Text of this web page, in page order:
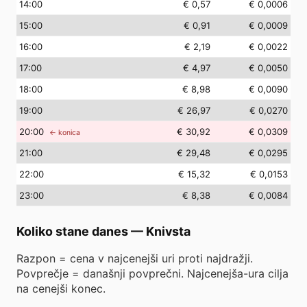
14:00 € 0,57
€ 0,0006
15:00 € 0,91
€ 0,0009
16:00 € 2,19
€ 0,0022
17:00 € 4,97
€ 0,0050
18:00 € 8,98
€ 0,0090
19:00 € 26,97
€ 0,0270
20:00 ← konica € 30,92
€ 0,0309
21:00 € 29,48
€ 0,0295
22:00 € 15,32
€ 0,0153
23:00 € 8,38 € 0,0084
Koliko stane danes— Knivsta
Razpon = cena v najcenejši uri proti najdražji.
Povprečje = današnji povprečni. Najcenejša-ura cilja
na cenejši konec.